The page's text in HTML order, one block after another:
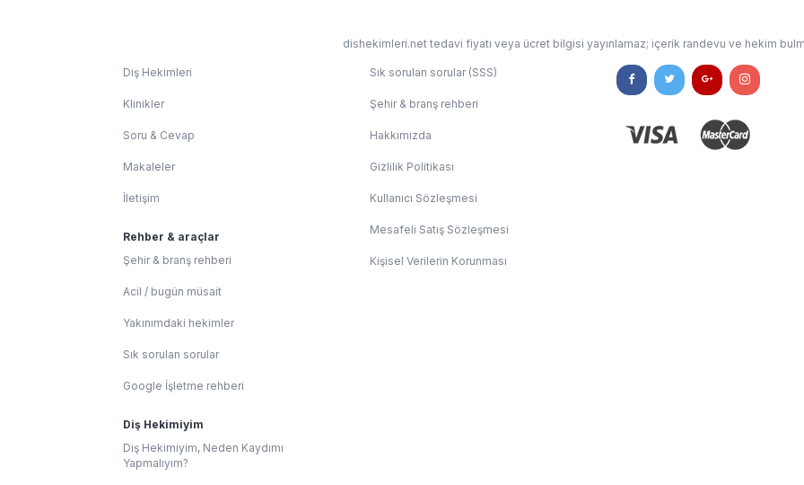
dishekimleri.net tedavi fiyatı veya ücret bilgisi yayınlamaz; içerik randevu ve hekim
Diş Hekimleri
Klinikler
Soru & Cevap
Makaleler
İletişim
Rehber & araçlar
Şehir & branş rehberi
Acil / bugün müsait
Yakınımdaki hekimler
Sık sorulan sorular
Google İşletme rehberi
Diş Hekimiyim
Diş Hekimiyim, Neden Kaydımı
Yapmalıyım?
Sık sorulan sorular (SSS)
Şehir & branş rehberi
Hakkımızda
Gizlilik Politikası
Kullanıcı Sözleşmesi
Mesafeli Satış Sözleşmesi
Kişisel Verilerin Korunması